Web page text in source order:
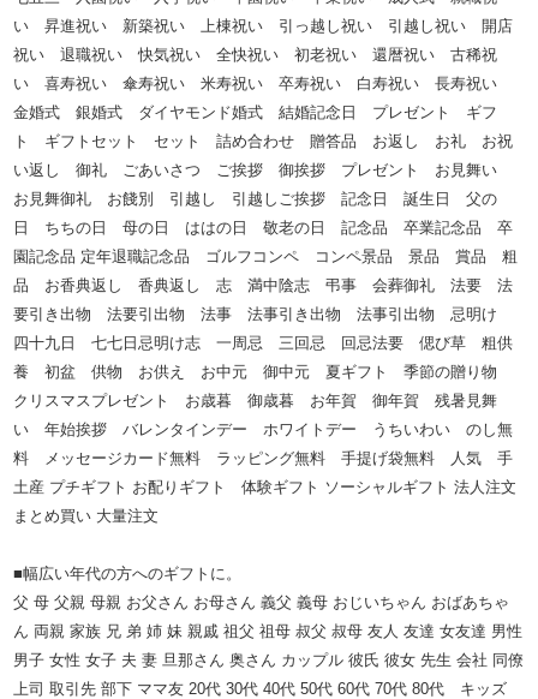
い 昇進祝い 新築祝い 上棟祝い 引っ越し祝い 引越し祝い 開店
祝い 退職祝い 快気祝い 全快祝い 初老祝い 還暦祝い 古稀祝
い 喜寿祝い 傘寿祝い 米寿祝い 卒寿祝い 白寿祝い 長寿祝い
金婚式 銀婚式 ダイヤモンド婚式 結婚記念日 プレゼント ギフ
ト ギフトセット セット 詰め合わせ 贈答品 お返し お礼 お祝
い返し 御礼 ごあいさつ ご挨拶 御挨拶 プレゼント お見舞い
お見舞御礼 お餞別 引越し 引越しご挨拶 記念日 誕生日 父の
日 ちちの日 母の日 ははの日 敬老の日 記念品 卒業記念品 卒
園記念品 定年退職記念品 ゴルフコンペ コンペ景品 景品 賞品 粗
品 お香典返し 香典返し 志 満中陰志 弔事 会葬御礼 法要 法
要引き出物 法要引出物 法事 法事引き出物 法事引出物 忌明け
四十九日 七七日忌明け志 一周忌 三回忌 回忌法要 偲び草 粗供
養 初盆 供物 お供え お中元 御中元 夏ギフト 季節の贈り物
クリスマスプレゼント お歳暮 御歳暮 お年賀 御年賀 残暑見舞
い 年始挨拶 バレンタインデー ホワイトデー うちいわい のし無
料 メッセージカード無料 ラッピング無料 手提げ袋無料 人気 手
土産 プチギフト お配りギフト 体験ギフト ソーシャルギフト 法人注文
まとめ買い 大量注文
■幅広い年代の方へのギフトに。
父 母 父親 母親 お父さん お母さん 義父 義母 おじいちゃん おばあちゃ
ん 両親 家族 兄 弟 姉 妹 親戚 祖父 祖母 叔父 叔母 友人 友達 女友達 男性
男子 女性 女子 夫 妻 旦那さん 奥さん カップル 彼氏 彼女 先生 会社 同僚
上司 取引先 部下 ママ友 20代 30代 40代 50代 60代 70代 80代 キッズ